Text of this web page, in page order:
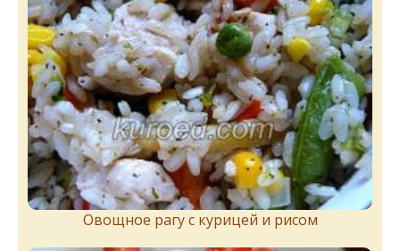
Овощное рагу с курицей и рисом